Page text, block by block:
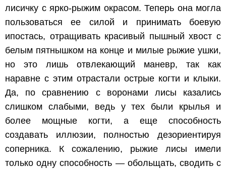
лисичку с ярко-рыжим окрасом. Теперь она могла
пользоваться ее силой и принимать боевую
ипостась, отращивать красивый пышный хвост с
белым пятнышком на конце и милые рыжие ушки,
но это лишь отвлекающий маневр, так как
наравне с этим отрастали острые когти и клыки.
Да, по сравнению с воронами лисы казались
слишком слабыми, ведь у тех были крылья и
более мощные когти, а еще способность
создавать иллюзии, полностью дезориентируя
соперника. К сожалению, рыжие лисы имели
только одну способность — обольщать, сводить с